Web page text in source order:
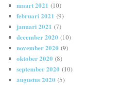
maart 2021 (10)
februari 2021 (9)
januari 2021 (7)
december 2020 (10)
november 2020 (9)
oktober 2020 (8)
september 2020 (10)
augustus 2020 (5)